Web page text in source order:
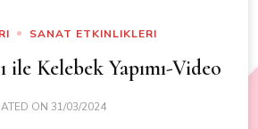
SANAT ETKINLIKLERI
ile Kelebek Yapımı-Video
ON 31/03/2024